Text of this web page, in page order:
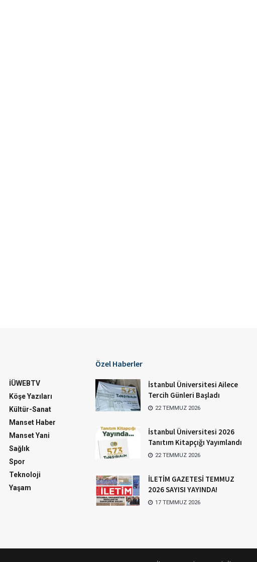
İÜWEBTV
Köşe Yazıları
Kültür-Sanat
Manset Haber
Manset Yani
Sağlık
Spor
Teknoloji
Yaşam
Özel Haberler
İstanbul Üniversitesi Ailece
Tercih Günleri Başladı
22 TEMMUZ 2026
İstanbul Üniversitesi 2026
Tanıtım Kitapçığı Yayımlandı
22 TEMMUZ 2026
İLETİM GAZETESİ TEMMUZ
2026 SAYISI YAYINDA!
17 TEMMUZ 2026